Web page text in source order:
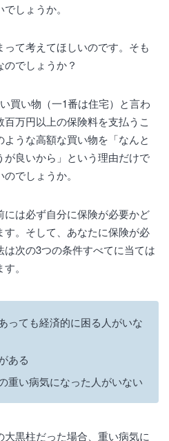
しょうか。
て考えてほしいのです。そも
でしょうか？
買い物（一1番は住宅）と言わ
万円以上の保険料を支払うこ
うな高額な買い物を「なんと
良いから」という理由だけで
でしょうか。
は必ず自分に保険が必要かど
。そして、あなたに保険が必
次の3つの条件すべてに当ては
。
っても経済的に困る人がいな
ある
重い病気になった人がいない
黒柱だった場合、重い病気に